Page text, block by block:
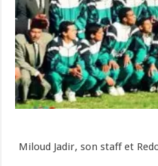
Miloud Jadir, son staff et